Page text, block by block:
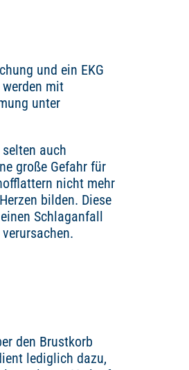
und ein EKG
mit
unter
auch
große Gefahr für
nicht mehr
bilden. Diese
Schlaganfall
den Brustkorb
lediglich dazu,